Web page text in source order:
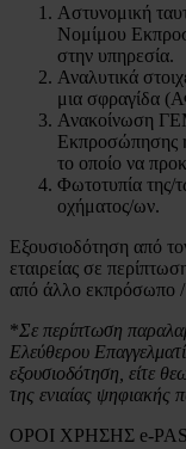
Αστυνομική
Νομίμου
στην υπηρεσία.
Αναλυτικά
μια σφραγίδα
Ανακοίνωση
Εκπροσώπησης
το οποίο να
Φωτοτυπία της/
οχήματος/ων.
Εξουσιοδότηση από
εταιρείας σε
από άλλο εκπρόσωπο /
*Σε περίπτωση
Ελεύθερου
εξουσιοδότηση, είτε
της ενιαίας ψηφιακής
ΟΡΟΙ ΧΡΗΣΗΣ e-